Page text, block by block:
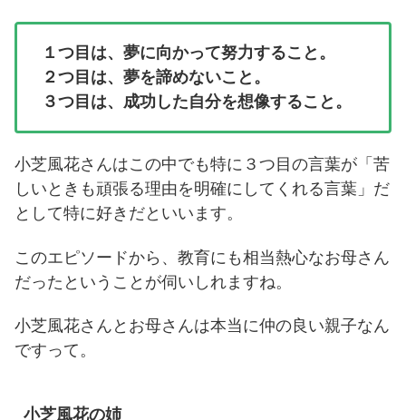
１つ目は、夢に向かって努力すること。
２つ目は、夢を諦めないこと。
３つ目は、成功した自分を想像すること。
小芝風花さんはこの中でも特に３つ目の言葉が「苦
しいときも頑張る理由を明確にしてくれる言葉」だ
として特に好きだといいます。
このエピソードから、教育にも相当熱心なお母さん
だったということが伺いしれますね。
小芝風花さんとお母さんは本当に仲の良い親子なん
ですって。
小芝風花の姉